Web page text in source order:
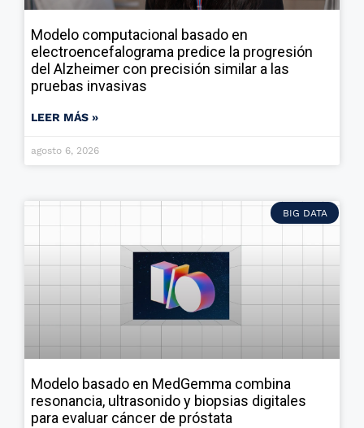
Modelo computacional basado en
electroencefalograma predice la progresión
del Alzheimer con precisión similar a las
pruebas invasivas
LEER MÁS »
agosto 6, 2026
BIG DATA
Modelo basado en MedGemma combina
resonancia, ultrasonido y biopsias digitales
para evaluar cáncer de próstata